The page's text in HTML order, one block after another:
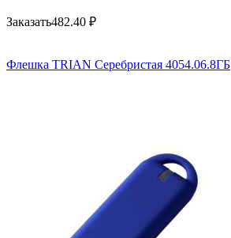
Заказать482.40 ₽
Флешка TRIAN Серебристая 4054.06.8ГБ